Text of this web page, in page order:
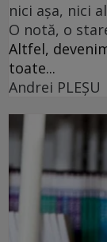
nici așa, nici
O notă, o
Altfel,
toate...
Andrei PLEŞU